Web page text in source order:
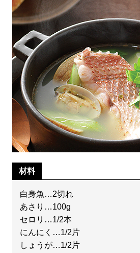
材料
白身魚…2切れ
あさり…100g
セロリ…1/2本
にんにく…1/2片
しょうが…1/2片